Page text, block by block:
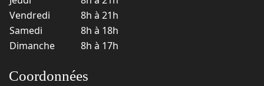
Vendredi
8h à 21h
Samedi
8h à 18h
Dimanche
8h à 17h
Coordonnées